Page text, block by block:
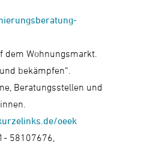
dem Wohnungsmarkt.
bekämpfen“.
Beratungsstellen und
oeek
58107676,